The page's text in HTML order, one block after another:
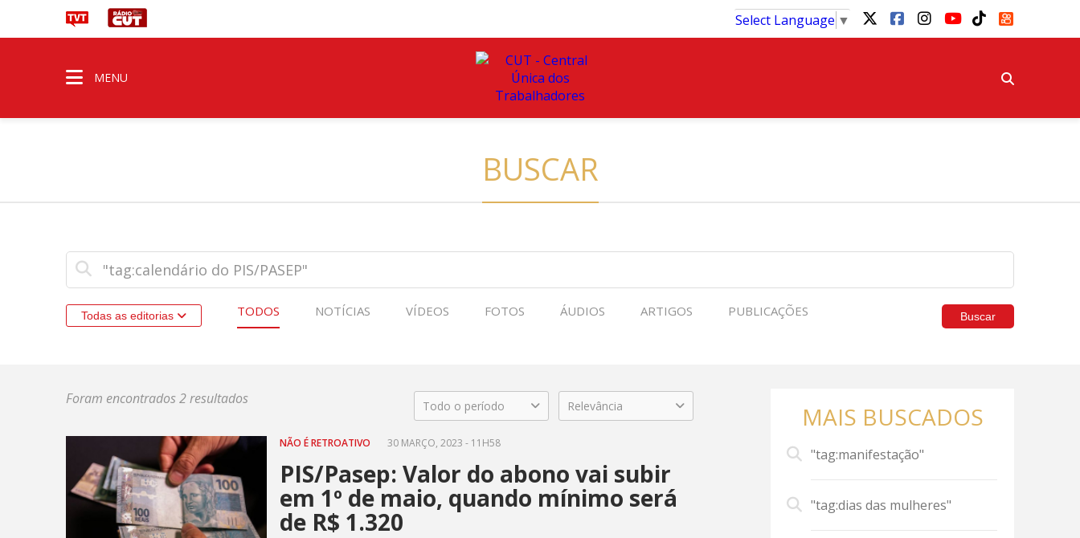
Select Language ▼
MENU
BUSCAR
Todas as editorias TODOS NOTÍCIAS VÍDEOS FOTOS ÁUDIOS ARTIGOS PUBLICAÇÕES Buscar
Foram encontrados 2 resultados Todo o período Relevância
NÃO É RETROATIVO 30 MARÇO, 2023 - 11H58
PIS/Pasep: Valor do abono vai subir
em 1º de maio, quando mínimo será
de R$ 1.320
MAIS BUSCADOS
"tag:manifestação"
"tag:dias das mulheres"